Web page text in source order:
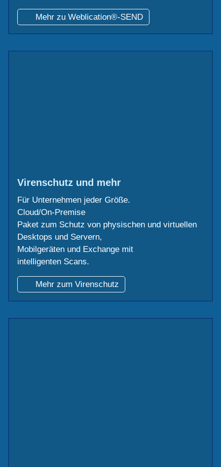
Mehr zu Weblication®-SEND
Virenschutz und mehr
Für Unternehmen jeder Größe.
Cloud/On-Premise
Paket zum Schutz von physischen und virtuellen
Desktops und Servern,
Mobilgeräten und Exchange mit
intelligenten Scans.
Mehr zum Virenschutz